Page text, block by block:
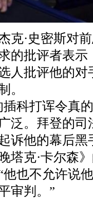
克·史密斯对
的批评者表
人批评他的
。
插科打诨令真
泛。拜登的
诉他的幕后
塔克·卡尔森
他也不允许说
审判。 ”